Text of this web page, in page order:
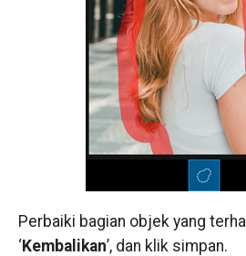
Perbaiki bagian objek yang
‘ Kembalikan’, dan klik simpan.